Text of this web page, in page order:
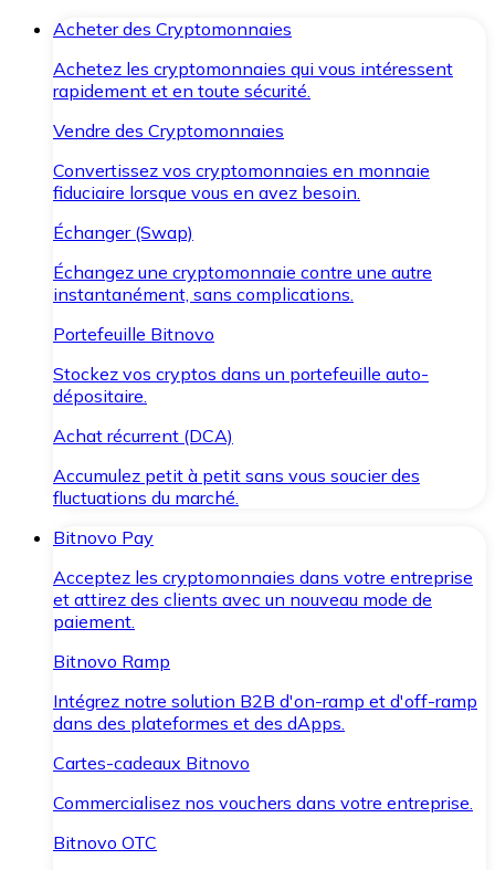
Acheter des Cryptomonnaies
Achetez les cryptomonnaies qui vous intéressent
rapidement et en toute sécurité.
Vendre des Cryptomonnaies
Convertissez vos cryptomonnaies en monnaie
fiduciaire lorsque vous en avez besoin.
Échanger (Swap)
Échangez une cryptomonnaie contre une autre
instantanément, sans complications.
Portefeuille Bitnovo
Stockez vos cryptos dans un portefeuille auto-
dépositaire.
Achat récurrent (DCA)
Accumulez petit à petit sans vous soucier des
fluctuations du marché.
Bitnovo Pay
Acceptez les cryptomonnaies dans votre entreprise
et attirez des clients avec un nouveau mode de
paiement.
Bitnovo Ramp
Intégrez notre solution B2B d'on-ramp et d'off-ramp
dans des plateformes et des dApps.
Cartes-cadeaux Bitnovo
Commercialisez nos vouchers dans votre entreprise.
Bitnovo OTC